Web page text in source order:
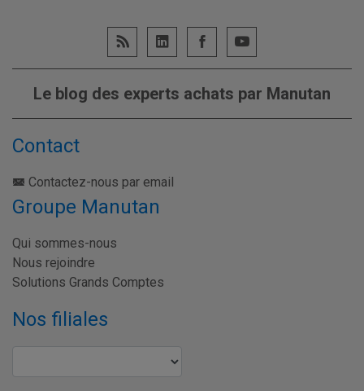
Le blog des experts achats par Manutan
Contact
Contactez-nous par email
Groupe Manutan
Qui sommes-nous
Nous rejoindre
Solutions Grands Comptes
Nos filiales